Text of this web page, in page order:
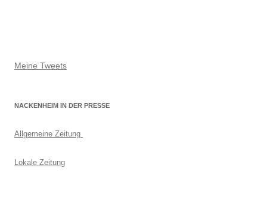
Meine Tweets
NACKENHEIM IN DER PRESSE
Allgemeine Zeitung
Lokale Zeitung